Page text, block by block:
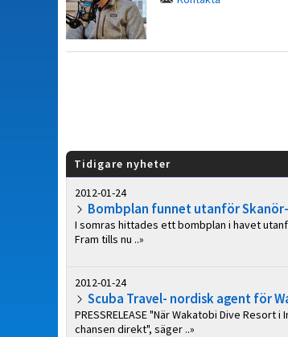
Tidigare nyheter
2012-01-24
Bombplan funnet utanför
I somras hittades ett bombplan i havet
Fram tills nu ..»
2012-01-24
Scuba Travel- nordisk agent för
PRESSRELEASE "När Wakatobi Dive
chansen direkt", säger ..»